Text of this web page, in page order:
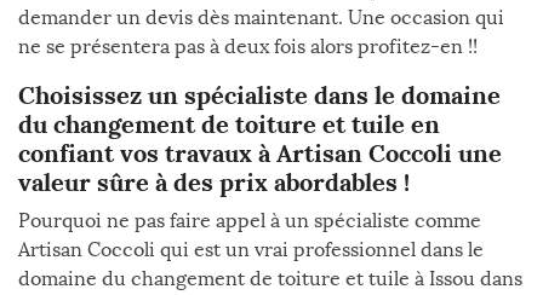
demander un devis dès maintenant. Une occasion qui
ne se présentera pas à deux fois alors profitez-en !!
Choisissez un spécialiste dans le domaine
du changement de toiture et tuile en
confiant vos travaux à Artisan Coccoli une
valeur sûre à des prix abordables !
Pourquoi ne pas faire appel à un spécialiste comme
Artisan Coccoli qui est un vrai professionnel dans le
domaine du changement de toiture et tuile à Issou dans